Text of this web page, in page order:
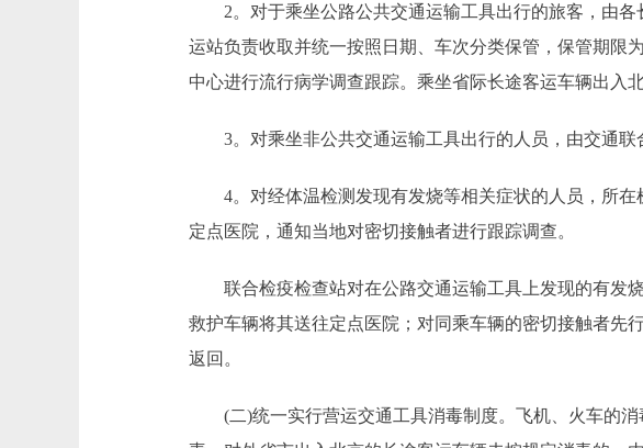
2。对于乘坐公路公共交通运输工具出行的旅客，由各
运站负责收取并统一按照日期、车次分类保管，保管期限
中心进行流行病学调查跟踪。乘坐省际长途客运车辆出入
3。对乘坐非公共交通运输工具出行的人员，由交通联
4。对经体温检测发现有发烧等相关症状的人员，所在
定点医院，通知当地对密切接触者进行跟踪调查。
联合检疫检查站对在公路交通运输工具上发现的有发烧
救护车辆将其送往定点医院；对同乘车辆的密切接触者先
返回。
(二)统一实行营运交通工具消毒制度。飞机、火车的消